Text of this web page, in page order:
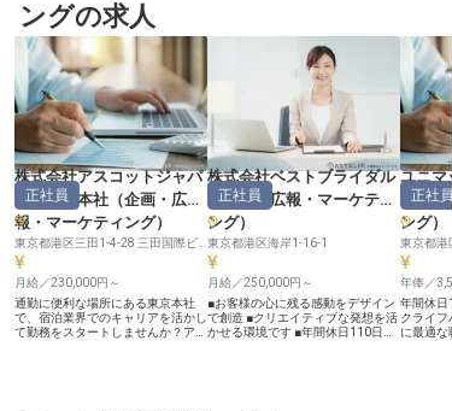
ングの求人
株式会社アスコットジャパ
ン 東京本社 （企画・広
報・マーケティング）
正社員
月給／230,000円～
通勤に便利な場所にある東京本社
で、宿泊業界でのキャリアを活かし
て勤務をスタートしませんか？アス
株式会社ベストブライダル
（企画・広報・マーケティ
ング）
正社員
東京都港区海岸1-16-1
月給／250,000円～
■お客様の心に残る感動をデザイン
で創造 ■クリエイティブな発想を活
かせる環境です ■年間休日110日、
ユニマ
（企画
ング）
正社員
東京都港
年俸／
年間休日
クライフ
に最適な